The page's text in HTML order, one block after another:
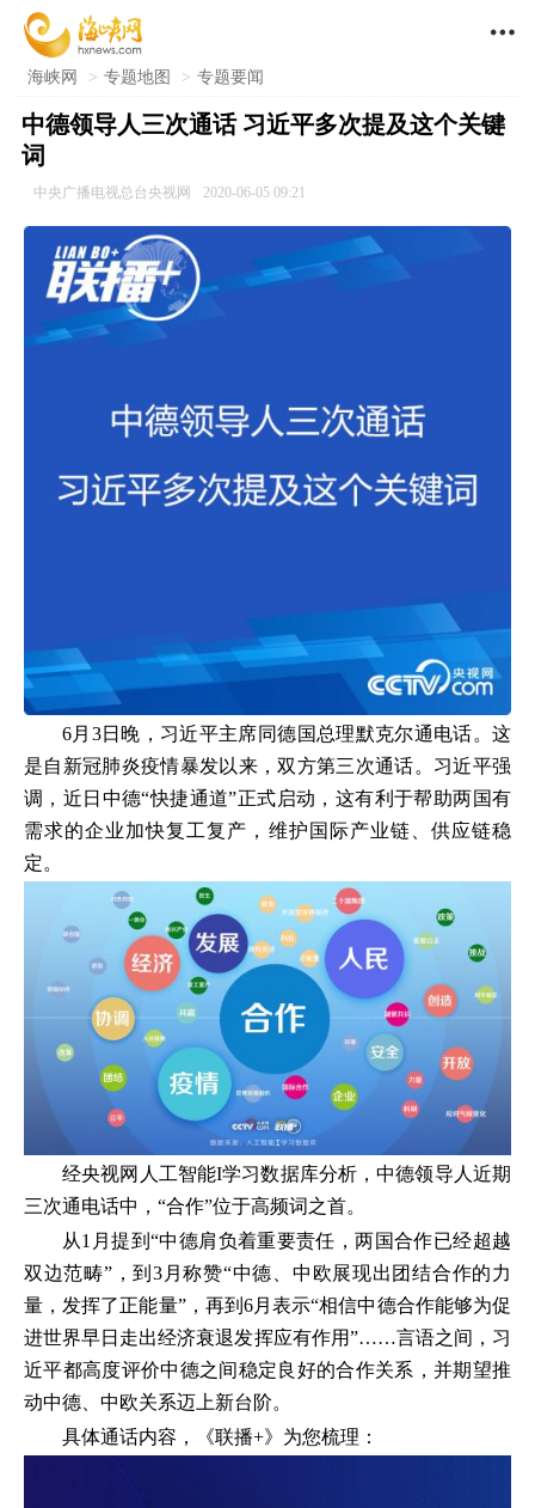

海峡网 > 专题地图 > 专题要闻
中德领导人三次通话 习近平多次提及这个关键
词
中央广播电视总台央视网 2020-06-05 09:21
6月3日晚，习近平主席同德国总理默克尔通电话。这
是自新冠肺炎疫情暴发以来，双方第三次通话。习近平强
调，近日中德“快捷通道”正式启动，这有利于帮助两国有
需求的企业加快复工复产，维护国际产业链、供应链稳
定。
经央视网人工智能I学习数据库分析，中德领导人近期
三次通电话中，“合作”位于高频词之首。
从1月提到“中德肩负着重要责任，两国合作已经超越
双边范畴”，到3月称赞“中德、中欧展现出团结合作的力
量，发挥了正能量”，再到6月表示“相信中德合作能够为促
进世界早日走出经济衰退发挥应有作用”……言语之间，习
近平都高度评价中德之间稳定良好的合作关系，并期望推
动中德、中欧关系迈上新台阶。
具体通话内容，《联播+》为您梳理：